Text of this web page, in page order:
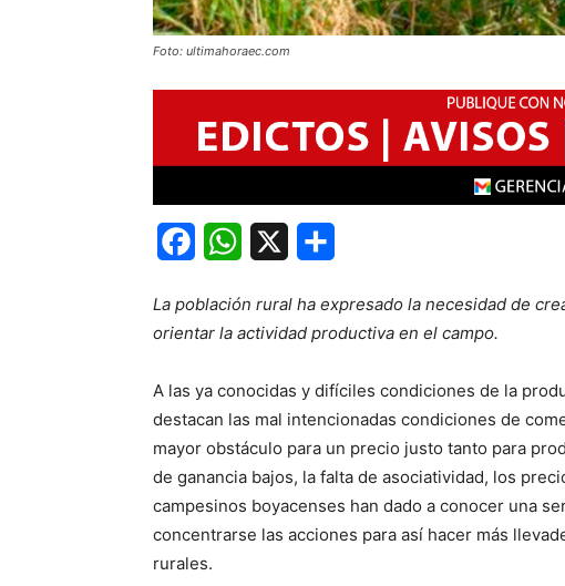
Foto: ultimahoraec.com
FacebookWhatsApp
La población rural ha expresado la necesidad de
orientar la actividad productiva en el campo.
A las ya conocidas y difíciles condiciones de la
destacan las mal intencionadas condiciones de
mayor obstáculo para un precio justo tanto para
de ganancia bajos, la falta de asociatividad, los
campesinos boyacenses han dado a conocer una
concentrarse las acciones para así hacer más
rurales.